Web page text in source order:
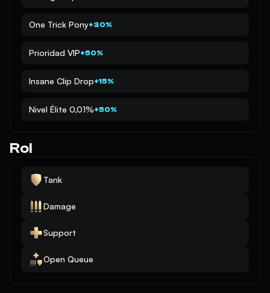
One Trick Pony+30%
Prioridad VIP+50%
Insane Clip Drop+15%
Nivel Élite 0,01%+50%
Rol
Tank
Damage
Support
Open Queue